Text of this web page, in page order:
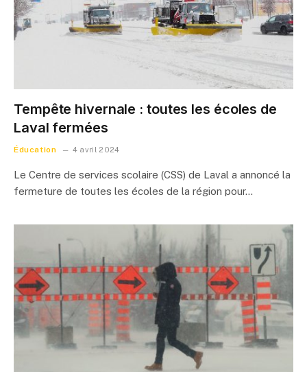
Tempête hivernale : toutes les écoles de
Laval fermées
Éducation 4 avril 2024
Le Centre de services scolaire (CSS) de Laval a annoncé la
fermeture de toutes les écoles de la région pour…